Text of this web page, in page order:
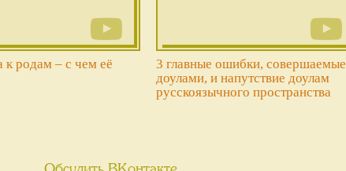
к родам – с чем её
3 главные ошибки, совершаемые
доулами, и напутствие доулам
русскоязычного пространства